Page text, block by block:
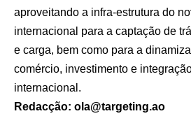
aproveitando a infra-estrutura do
internacional para a captação de
e carga, bem como para a
comércio, investimento e
internacional.
Redacção: ola@targeting.ao